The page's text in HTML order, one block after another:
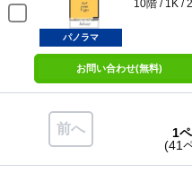
10階 / 1K /
パノラマ
お問い合わせ(無料)
前へ
1
(41